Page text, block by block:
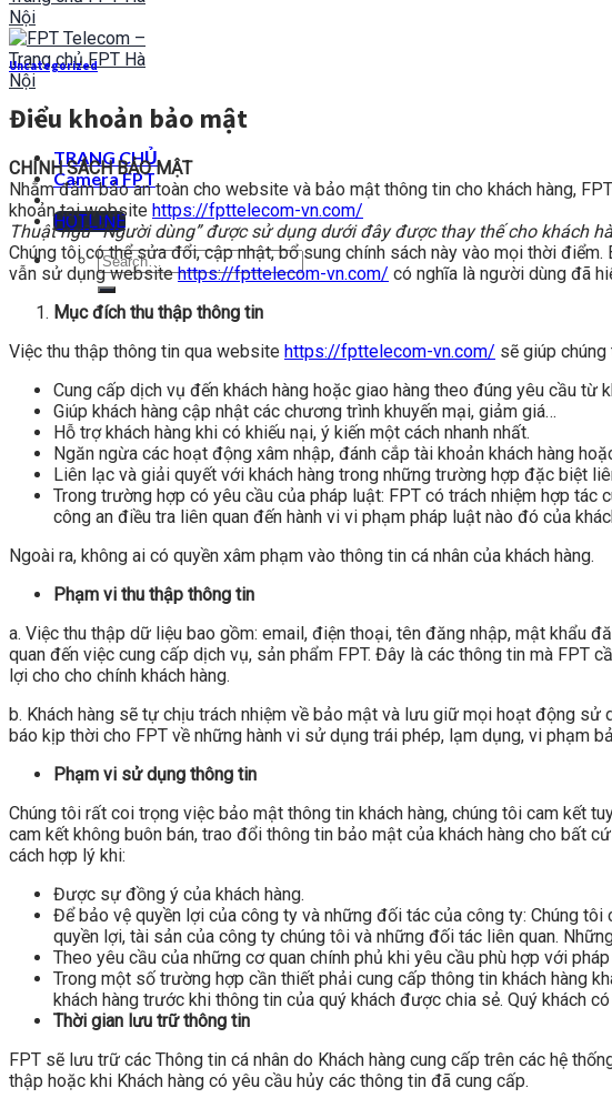
TRANG CHỦ
Camera FPT
HOTLINE
Uncategorized
Điểu khoản bảo mật
CHÍNH SÁCH BẢO MẬT
Nhằm đảm bảo an toàn cho website và bảo mật thông tin cho khách hàng,
khoản tại website https://fpttelecom-vn.com/
Thuật ngữ “Người dùng” được sử dụng dưới đây được thay thế cho khách
Chúng tôi có thể sửa đổi, cập nhật, bổ sung chính sách này vào mọi thời
vẫn sử dụng websitehttps://fpttelecom-vn.com/ có nghĩa là người dùng đã
Mục đích thu thập thông tin
Việc thu thập thông tin qua website https://fpttelecom-vn.com/ sẽ giúp chúng
Cung cấp dịch vụ đến khách hàng hoặc giao hàng theo đúng yêu cầu từ
Giúp khách hàng cập nhật các chương trình khuyến mại, giảm giá…
Hỗ trợ khách hàng khi có khiếu nại, ý kiến một cách nhanh nhất.
Ngăn ngừa các hoạt động xâm nhập, đánh cắp tài khoản khách hàng
Liên lạc và giải quyết với khách hàng trong những trường hợp đặc biệt
Trong trường hợp có yêu cầu của pháp luật: FPT có trách nhiệm hợp
công an điều tra liên quan đến hành vi vi phạm pháp luật nào đó của
Ngoài ra, không ai có quyền xâm phạm vào thông tin cá nhân của khách hàng.
Phạm vi thu thập thông tin
a. Việc thu thập dữ liệu bao gồm: email, điện thoại, tên đăng nhập, mật khẩu
quan đến việc cung cấp dịch vụ, sản phẩm FPT. Đây là các thông tin mà FPT
lợi cho cho chính khách hàng.
b. Khách hàng sẽ tự chịu trách nhiệm về bảo mật và lưu giữ mọi hoạt động
báo kịp thời cho FPT về những hành vi sử dụng trái phép, lạm dụng, vi phạm
Phạm vi sử dụng thông tin
Chúng tôi rất coi trọng việc bảo mật thông tin khách hàng, chúng tôi cam kết
cam kết không buôn bán, trao đổi thông tin bảo mật của khách hàng cho bất
cách hợp lý khi:
Được sự đồng ý của khách hàng.
Để bảo vệ quyền lợi của công ty và những đối tác của công ty: Chúng
quyền lợi, tài sản của công ty chúng tôi và những đối tác liên quan.
Theo yêu cầu của những cơ quan chính phủ khi yêu cầu phù hợp với
Trong một số trường hợp cần thiết phải cung cấp thông tin khách hàng
khách hàng trước khi thông tin của quý khách được chia sẻ. Quý khách
Thời gian lưu trữ thông tin
FPT sẽ lưu trữ các Thông tin cá nhân do Khách hàng cung cấp trên các hệ
thập hoặc khi Khách hàng có yêu cầu hủy các thông tin đã cung cấp.